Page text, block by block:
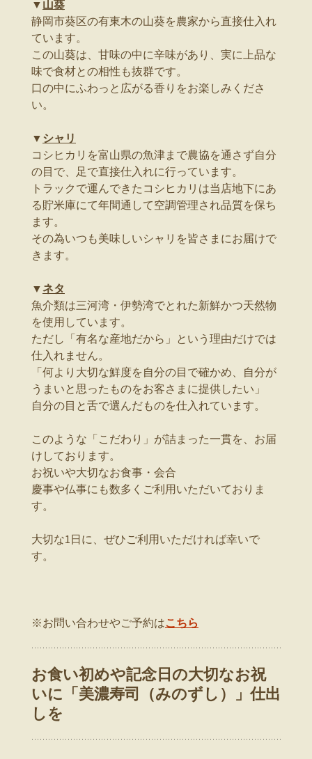
▼ 山葵
静岡市葵区の有東木の山葵を農家から直接仕入れ
ています。
この山葵は、甘味の中に辛味があり、実に上品な
味で食材との相性も抜群です。
口の中にふわっと広がる香りをお楽しみくださ
い。
▼ シャリ
コシヒカリを富山県の魚津まで農協を通さず自分
の目で、足で直接仕入れに行っています。
トラックで運んできたコシヒカリは当店地下にあ
る貯米庫にて年間通して空調管理され品質を保ち
ます。
その為いつも美味しいシャリを皆さまにお届けで
きます。
▼ネタ
魚介類は三河湾・伊勢湾でとれた新鮮かつ天然物
を使用しています。
ただし「有名な産地だから」という理由だけでは
仕入れません。
「何より大切な鮮度を自分の目で確かめ、自分が
うまいと思ったものをお客さまに提供したい」
自分の目と舌で選んだものを仕入れています。
このような「こだわり」が詰まった一貫を、お届
けしております。
お祝いや大切なお食事・会合
慶事や仏事にも数多くご利用いただいておりま
す。
大切な1日に、ぜひご利用いただければ幸いで
す。
※お問い合わせやご予約はこちら
お食い初めや記念日の大切なお祝
いに「美濃寿司（みのずし）」仕出
しを